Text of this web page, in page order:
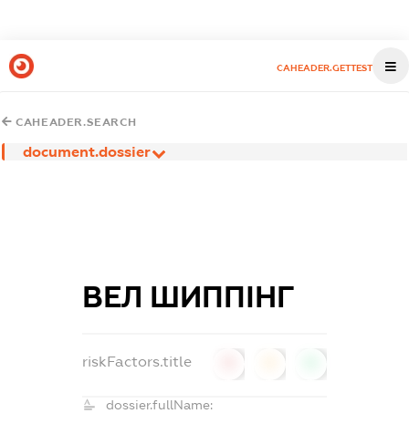
CAHEADER.GETTEST
CAHEADER.SEARCH
document.dossier
ВЕЛ ШИППІНГ
riskFactors.title
dossier.fullName: